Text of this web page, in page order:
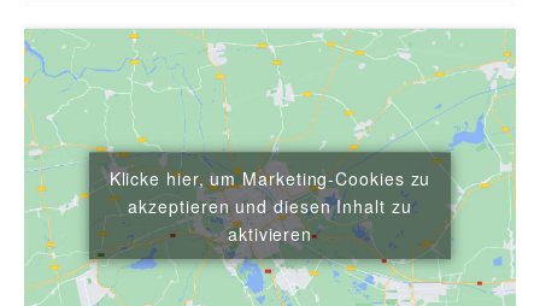
Klicke hier, um Marketing-Cookies zu
akzeptieren und diesen Inhalt zu
aktivieren